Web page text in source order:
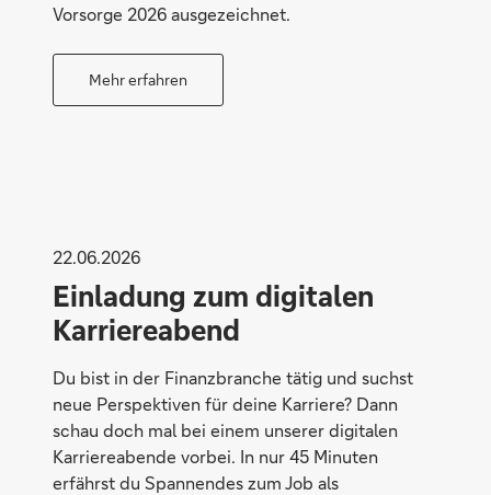
Vorsorge 2026 ausgezeichnet.
Mehr erfahren
22.06.2026
Einladung zum digitalen
Karriereabend
Du bist in der Finanzbranche tätig und suchst
neue Perspektiven für deine Karriere? Dann
schau doch mal bei einem unserer digitalen
Karriereabende vorbei. In nur 45 Minuten
erfährst du Spannendes zum Job als